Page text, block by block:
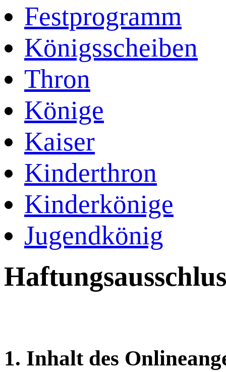
Festprogramm
Königsscheiben
Thron
Könige
Kaiser
Kinderthron
Kinderkönige
Jugendkönig
1. Inhalt des